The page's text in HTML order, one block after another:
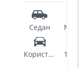
Седан
Користен